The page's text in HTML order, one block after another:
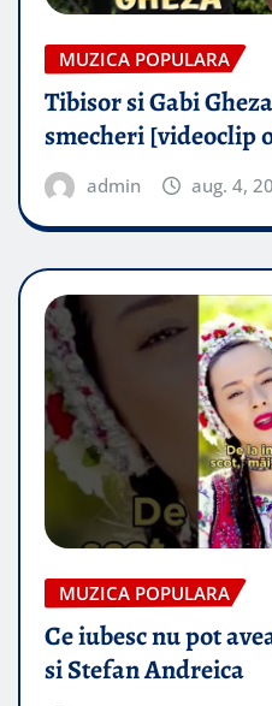
MUZICA POPULARA
Tibisor si Gabi
smecheri [videoclip
admin aug. 4,
MUZICA POPULARA
Ce iubesc nu pot
si Stefan Andreica